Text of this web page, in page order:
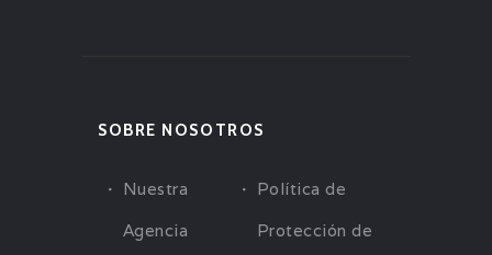
SOBRE NOSOTROS
Nuestra
Agencia
Política de
Protección de